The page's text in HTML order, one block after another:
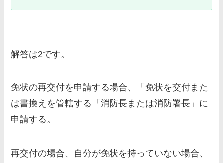
解答は2です。
免状の再交付を申請する場合、「免状を交付また
は書換えを管轄する「消防長または消防署長」に
申請する。
再交付の場合、自分が免状を持っていない場合、